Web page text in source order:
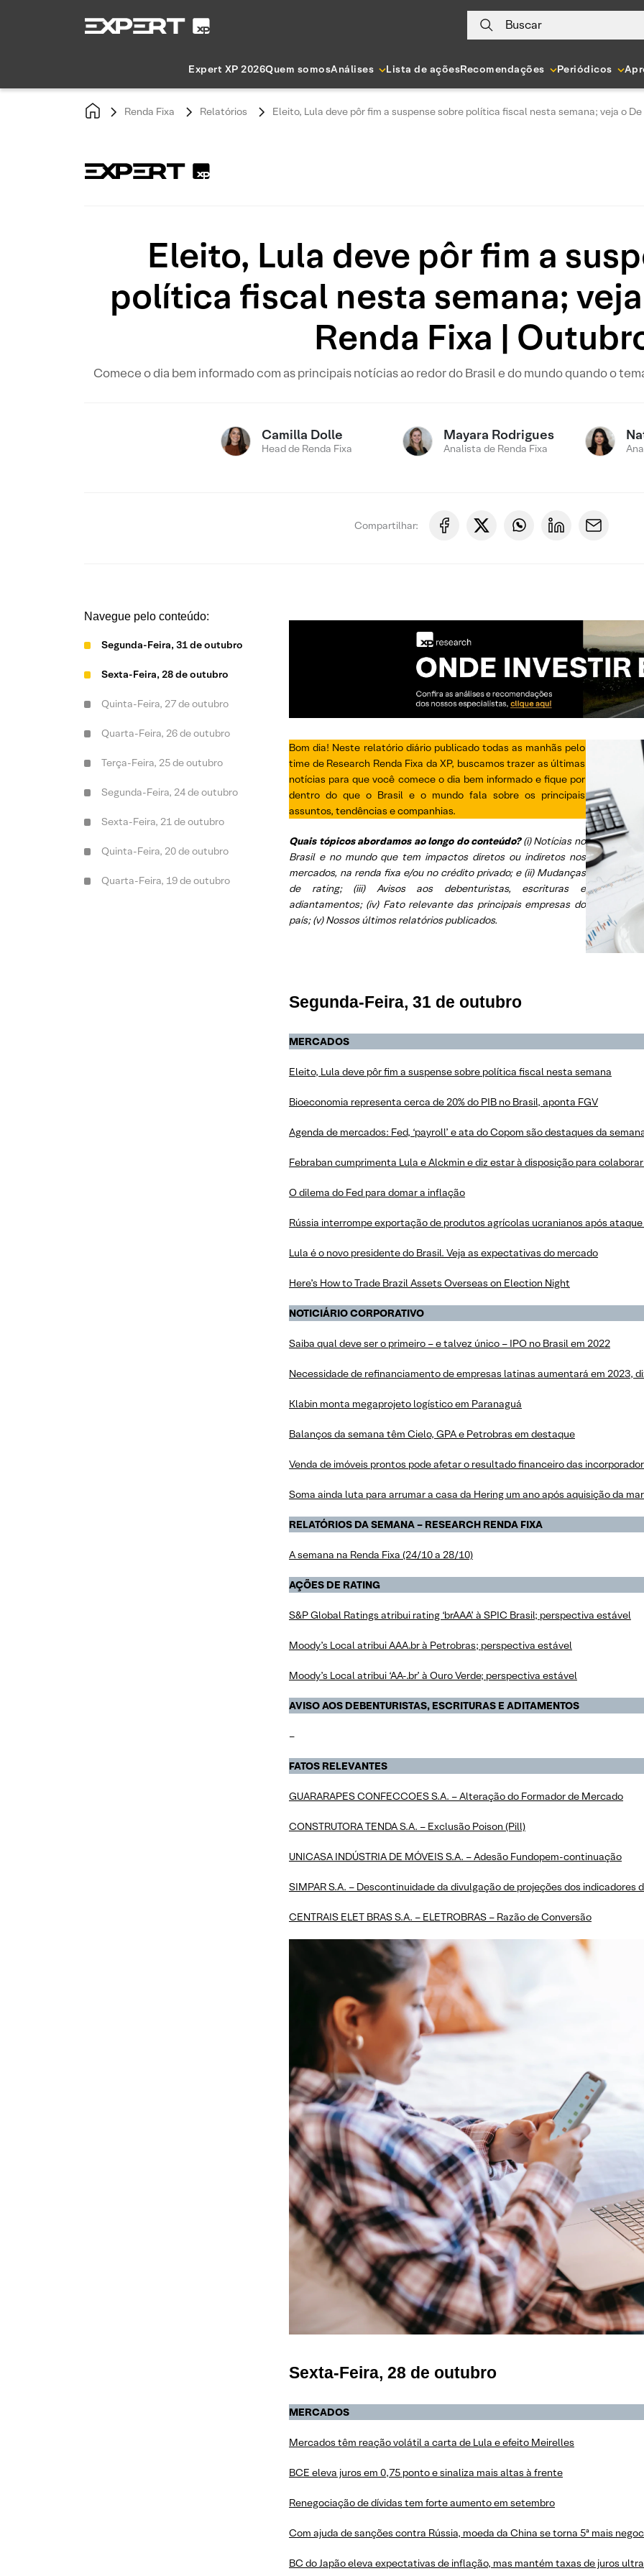
Buscar
Expert XP 2026Quem somosAnálises Lista de açõesRecomendações Periódicos
Renda Fixa Relatórios Eleito, Lula deve pôr fim a suspense sobre política fiscal nesta semana; veja o
Eleito, Lula deve pôr fim a
política fiscal nesta semana;
Renda Fixa |
Comece o dia bem informado com as principais notícias ao redor do Brasil e do mundo quando o
Camilla Dolle
Head de Renda Fixa
Mayara Rodrigues
Analista de Renda Fixa
Compartilhar:
Navegue pelo conteúdo:
Segunda-Feira, 31 de outubro
Sexta-Feira, 28 de outubro
Quinta-Feira, 27 de outubro
Quarta-Feira, 26 de outubro
Terça-Feira, 25 de outubro
Segunda-Feira, 24 de outubro
Sexta-Feira, 21 de outubro
Quinta-Feira, 20 de outubro
Quarta-Feira, 19 de outubro
Bom dia! Neste relatório diário publicado todas as manhãs pelo
time de Research Renda Fixa da XP, buscamos trazer as últimas
notícias para que você comece o dia bem informado e fique por
dentro do que o Brasil e o mundo fala sobre os principais
assuntos, tendências e companhias.
Quais tópicos abordamos ao longo do conteúdo?(i) Notícias no
Brasil e no mundo que tem impactos diretos ou indiretos nos
mercados, na renda fixa e/ou no crédito privado; e (ii) Mudanças
de rating; (iii) Avisos aos debenturistas, escrituras e
adiantamentos; (iv) Fato relevante das principais empresas do
país; (v) Nossos últimos relatórios publicados.
Segunda-Feira, 31 de outubro
MERCADOS
Eleito, Lula deve pôr fim a suspense sobre política fiscal nesta semana
Bioeconomia representa cerca de 20% do PIB no Brasil, aponta FGV
Agenda de mercados: Fed, ‘payroll’ e ata do Copom são destaques da
Febraban cumprimenta Lula e Alckmin e diz estar à disposição para
O dilema do Fed para domar a inflação
Rússia interrompe exportação de produtos agrícolas ucranianos após
Lula é o novo presidente do Brasil. Veja as expectativas do mercado
Here’s How to Trade Brazil Assets Overseas on Election Night
NOTICIÁRIO CORPORATIVO
Saiba qual deve ser o primeiro – e talvez único – IPO no Brasil em 2022
Necessidade de refinanciamento de empresas latinas aumentará em 2023,
Klabin monta megaprojeto logístico em Paranaguá
Balanços da semana têm Cielo, GPA e Petrobras em destaque
Venda de imóveis prontos pode afetar o resultado financeiro das
Soma ainda luta para arrumar a casa da Hering um ano após aquisição da
RELATÓRIOS DA SEMANA – RESEARCH RENDA FIXA
A semana na Renda Fixa (24/10 a 28/10)
AÇÕES DE RATING
S&P Global Ratings atribui rating ‘brAAA’ à SPIC Brasil; perspectiva estável
Moody’s Local atribui AAA.br à Petrobras; perspectiva estável
Moody’s Local atribui ‘AA-.br’ à Ouro Verde; perspectiva estável
AVISO AOS DEBENTURISTAS, ESCRITURAS E ADITAMENTOS
–
FATOS RELEVANTES
GUARARAPES CONFECCOES S.A. – Alteração do Formador de Mercado
CONSTRUTORA TENDA S.A. – Exclusão Poison (Pill)
UNICASA INDÚSTRIA DE MÓVEIS S.A. – Adesão Fundopem-continuação
SIMPAR S.A. – Descontinuidade da divulgação de projeções dos indicadores
CENTRAIS ELET BRAS S.A. – ELETROBRAS – Razão de Conversão
Sexta-Feira, 28 de outubro
MERCADOS
Mercados têm reação volátil a carta de Lula e efeito Meirelles
BCE eleva juros em 0,75 ponto e sinaliza mais altas à frente
Renegociação de dívidas tem forte aumento em setembro
Com ajuda de sanções contra Rússia, moeda da China se torna 5ª mais
BC do Japão eleva expectativas de inflação, mas mantém taxas de juros